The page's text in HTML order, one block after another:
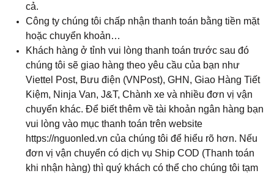
cả.
Công ty chúng tôi chấp nhận thanh toán bằng tiền mặt
hoặc chuyển khoản…
Khách hàng ở tỉnh vui lòng thanh toán trước sau đó
chúng tôi sẽ giao hàng theo yêu cầu của bạn như
Viettel Post, Bưu điện (VNPost), GHN, Giao Hàng Tiết
Kiệm, Ninja Van, J&T, Chành xe và nhiều đơn vị vận
chuyển khác. Để biết thêm về tài khoản ngân hàng bạn
vui lòng vào mục thanh toán trên website
https://nguonled.vn của chúng tôi để hiểu rõ hơn. Nếu
đơn vị vận chuyển có dịch vụ Ship COD (Thanh toán
khi nhận hàng) thì quý khách có thể cho chúng tôi tạm